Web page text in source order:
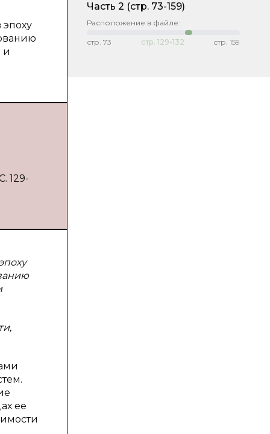
и
129-
ее
Часть 2 (стр. 73-159)
Расположение в файле:
стр. 73 стр. 129-132 стр. 159